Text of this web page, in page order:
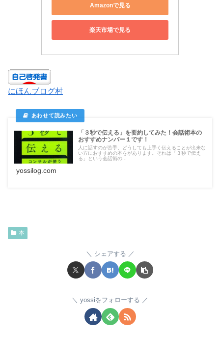
Amazonで見る
楽天市場で見る
にほんブログ村
「３秒で伝える」を要約してみた！会話術本の
おすすめナンバー１です！
人に話すのが苦手、どうしても上手く伝えることが出来な
い方におすすめの本をがあります。それは「３秒で伝え
る」という会話術の...
yossilog.com
本
シェアする
yossiをフォローする